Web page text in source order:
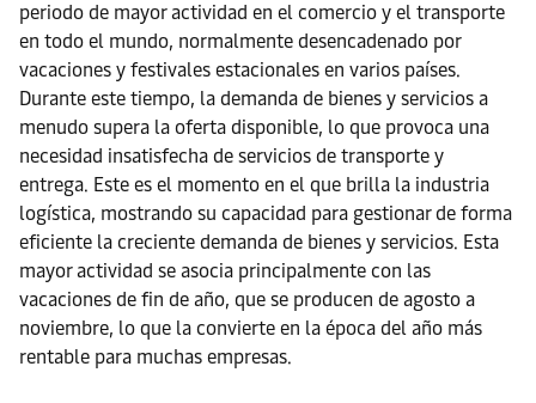
periodo de mayor actividad en el comercio y el transporte
en todo el mundo, normalmente desencadenado por
vacaciones y festivales estacionales en varios países.
Durante este tiempo, la demanda de bienes y servicios a
menudo supera la oferta disponible, lo que provoca una
necesidad insatisfecha de servicios de transporte y
entrega. Este es el momento en el que brilla la industria
logística, mostrando su capacidad para gestionar de forma
eficiente la creciente demanda de bienes y servicios. Esta
mayor actividad se asocia principalmente con las
vacaciones de fin de año, que se producen de agosto a
noviembre, lo que la convierte en la época del año más
rentable para muchas empresas.